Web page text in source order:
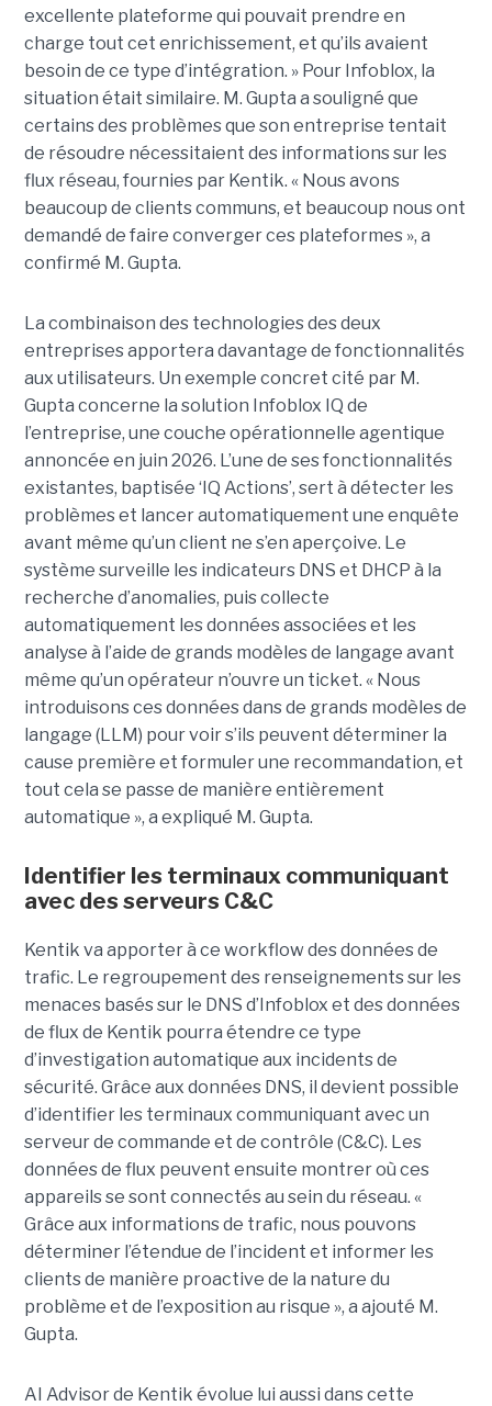
excellente plateforme qui pouvait prendre en
charge tout cet enrichissement, et qu’ils avaient
besoin de ce type d’intégration. » Pour Infoblox, la
situation était similaire. M. Gupta a souligné que
certains des problèmes que son entreprise tentait
de résoudre nécessitaient des informations sur les
flux réseau, fournies par Kentik. « Nous avons
beaucoup de clients communs, et beaucoup nous ont
demandé de faire converger ces plateformes », a
confirmé M. Gupta.
La combinaison des technologies des deux
entreprises apportera davantage de fonctionnalités
aux utilisateurs. Un exemple concret cité par M.
Gupta concerne la solution Infoblox IQ de
l’entreprise, une couche opérationnelle agentique
annoncée en juin 2026. L’une de ses fonctionnalités
existantes, baptisée ‘IQ Actions’, sert à détecter les
problèmes et lancer automatiquement une enquête
avant même qu’un client ne s’en aperçoive. Le
système surveille les indicateurs DNS et DHCP à la
recherche d’anomalies, puis collecte
automatiquement les données associées et les
analyse à l’aide de grands modèles de langage avant
même qu’un opérateur n’ouvre un ticket. « Nous
introduisons ces données dans de grands modèles de
langage (LLM) pour voir s’ils peuvent déterminer la
cause première et formuler une recommandation, et
tout cela se passe de manière entièrement
automatique », a expliqué M. Gupta.
Identifier les terminaux communiquant
avec des serveurs C&C
Kentik va apporter à ce workflow des données de
trafic. Le regroupement des renseignements sur les
menaces basés sur le DNS d’Infoblox et des données
de flux de Kentik pourra étendre ce type
d’investigation automatique aux incidents de
sécurité. Grâce aux données DNS, il devient possible
d’identifier les terminaux communiquant avec un
serveur de commande et de contrôle (C&C). Les
données de flux peuvent ensuite montrer où ces
appareils se sont connectés au sein du réseau. «
Grâce aux informations de trafic, nous pouvons
déterminer l’étendue de l’incident et informer les
clients de manière proactive de la nature du
problème et de l’exposition au risque », a ajouté M.
Gupta.
AI Advisor de Kentik évolue lui aussi dans cette